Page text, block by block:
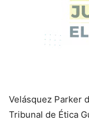
Velásquez Parker
Tribunal de Ética